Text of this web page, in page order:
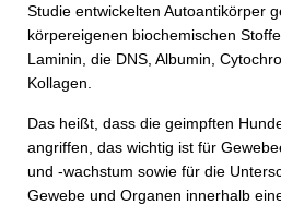
Studie entwickelten Autoantikörper
körpereigenen biochemischen
Laminin, die DNS, Albumin,
Kollagen.
Das heißt, dass die geimpften
angriffen, das wichtig ist für
und -wachstum sowie für die
Gewebe und Organen innerhalb